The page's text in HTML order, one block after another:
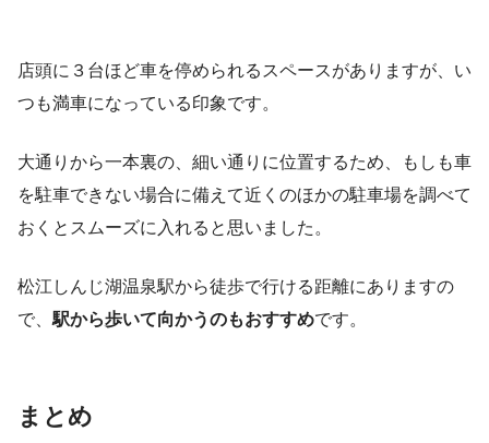
店頭に３台ほど車を停められるスペースがありますが、い
つも満車になっている印象です。
大通りから一本裏の、細い通りに位置するため、もしも車
を駐車できない場合に備えて近くのほかの駐車場を調べて
おくとスムーズに入れると思いました。
松江しんじ湖温泉駅から徒歩で行ける距離にありますの
で、駅から歩いて向かうのもおすすめです。
まとめ